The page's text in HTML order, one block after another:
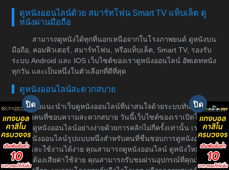
ดูหนังออนไลน์ด้วย สมาร์ทโฟน Smart TV แท็บเล็ต ดู
หนังผ่านมือถือ
สามารถดูหนังได้ทุกที่นอกเหนือจากในโรงภาพยนต์ ดูหนังบน
มือถือ, คอมพิวเตอร์, สมาร์ทโฟน, หรือแท็บเล็ต, Smart TV, รองรับ
ระบบ Android และ IOS เว็บไซต์ของเราดูหนังออนไลน์ อัพเดทหนัง
ทุกวัน และเป็นหนึ่งในตัวเลือกที่ดีที่สุด
ดูหนังออนไลน์สะดวกสบาย
ขอแนะนำเว็บดูหนังออนไลน์ที่น่าสนใจด้วยระบบทันสมัย
สำหรับคนที่ชอบความสะดวกสบาย วันนี้เว็บไซต์ของเราเปิดให้
บริการดูหนังออนไลน์อย่างง่ายด้วยการคลิกไม่กี่ครั้งเท่านั้น เราเป็น
เว็บดูหนังออนไลน์รูปแบบหนึ่งสำหรับคนที่ชื่นชอบการดูหนังอย่างมี
ระบบและใช้งานได้ง่าย คุณสามารถดูหนังออนไลน์ ดูหนังใหม่ได้
โดยไม่ต้องเสียค่าใช้จ่าย คุณสามารถรับชมผ่านอุปกรณ์ที่คุณมีอยู่